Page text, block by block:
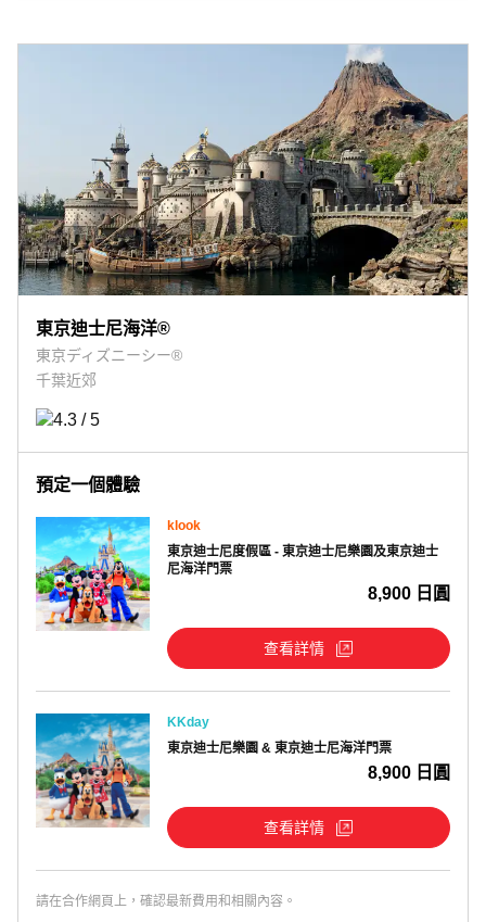
東京迪士尼海洋®
東京ディズニーシー®
千葉近郊
預定一個體驗
klook
東京迪士尼度假區 - 東京迪士尼樂園及東京迪士
尼海洋門票
8,900 日圓
查看詳情
KKday
東京迪士尼樂園 & 東京迪士尼海洋門票
8,900 日圓
查看詳情
請在合作網頁上，確認最新費用和相關內容。